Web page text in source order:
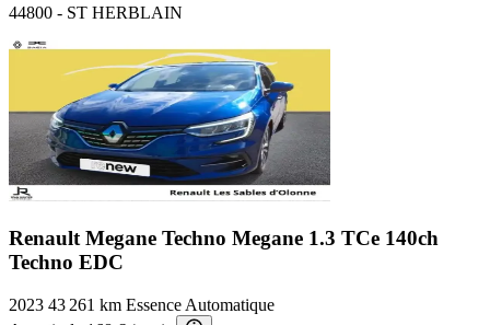
44800 - ST HERBLAIN
Renault Megane Techno Megane 1.3 TCe 140ch
Techno EDC
2023 43 261 km Essence Automatique